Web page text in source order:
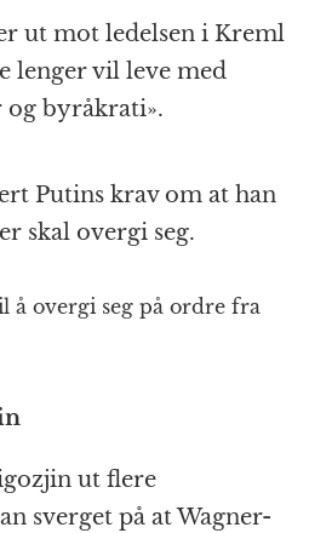
ut mot ledelsen i Kreml
lenger vil leve med
og byråkrati».
Putins krav om at han
skal overgi seg.
å overgi seg på ordre fra
ut flere
sverget på at Wagner-